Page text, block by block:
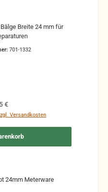
mm für
701-1332
Preis:
€
Versandkosten